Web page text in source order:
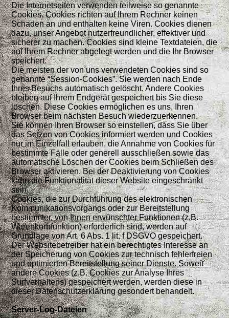
Die Internetseiten verwenden teilweise so genannte
Cookies. Cookies richten auf Ihrem Rechner keinen
Schaden an und enthalten keine Viren. Cookies dienen
dazu, unser Angebot nutzerfreundlicher, effektiver und
sicherer zu machen. Cookies sind kleine Textdateien, die
auf Ihrem Rechner abgelegt werden und die Ihr Browser
speichert.
Die meisten der von uns verwendeten Cookies sind so
genannte “Session-Cookies”. Sie werden nach Ende
Ihres Besuchs automatisch gelöscht. Andere Cookies
bleiben auf Ihrem Endgerät gespeichert bis Sie diese
löschen. Diese Cookies ermöglichen es uns, Ihren
Browser beim nächsten Besuch wiederzuerkennen.
Sie können Ihren Browser so einstellen, dass Sie über
das Setzen von Cookies informiert werden und Cookies
nur im Einzelfall erlauben, die Annahme von Cookies für
bestimmte Fälle oder generell ausschließen sowie das
automatische Löschen der Cookies beim Schließen des
Browser aktivieren. Bei der Deaktivierung von Cookies
kann die Funktionalität dieser Website eingeschränkt
sein.
Cookies, die zur Durchführung des elektronischen
Kommunikationsvorgangs oder zur Bereitstellung
bestimmter, von Ihnen erwünschter Funktionen (z.B.
Warenkorbfunktion) erforderlich sind, werden auf
Grundlage von Art. 6 Abs. 1 lit. f DSGVO gespeichert.
Der Websitebetreiber hat ein berechtigtes Interesse an
der Speicherung von Cookies zur technisch fehlerfreien
und optimierten Bereitstellung seiner Dienste. Soweit
andere Cookies (z.B. Cookies zur Analyse Ihres
Surfverhaltens) gespeichert werden, werden diese in
dieser Datenschutzerklärung gesondert behandelt.
Server-Log-Dateien